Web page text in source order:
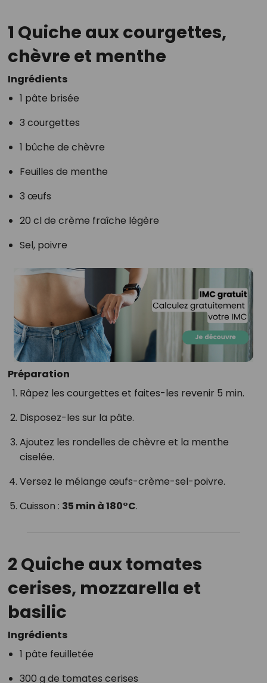
1 Quiche aux courgettes,
chèvre et menthe
Ingrédients
1 pâte brisée
3 courgettes
1 bûche de chèvre
Feuilles de menthe
3 œufs
20 cl de crème fraîche légère
Sel, poivre
Préparation
Râpez les courgettes et faites-les revenir 5 min.
Disposez-les sur la pâte.
Ajoutez les rondelles de chèvre et la menthe
ciselée.
Versez le mélange œufs-crème-sel-poivre.
Cuisson : 35 min à 180°C.
2 Quiche aux tomates
cerises, mozzarella et
basilic
Ingrédients
1 pâte feuilletée
300 g de tomates cerises